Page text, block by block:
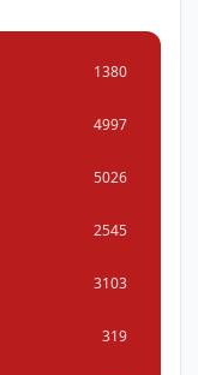
1380
4997
5026
2545
3103
319